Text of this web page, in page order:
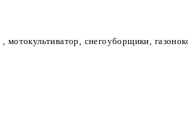
, мотокультиватор, снегоуборщики,